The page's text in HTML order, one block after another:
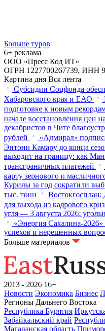
Больше туров
6+ реклама
ООО «Пресс Код ИТ»
ОГРН 1227700267739, ИНН
Картина дня Вся лента
Субсидии Соцфонда
Хабаровского края и ЕАО
подготовке к новым
начале восстановления цен
декабристов в Чите
рублей
«Адмирал»
Энтони Камару до конца
выходит на границу: как
трансграничных платежей
карту зернового и
Курилы за год сократили
тыс. тонн
для выхода из кадрового
угля — 3 августа 2026:
«Энергия Сахалина-
успехов и нерешенных
Больше материалов
2013 - 2026 16+
Новости Экономика Бизнес
Регионы Дальнего Востока
Республика Бурятия
Забайкальский край
Магаданская область